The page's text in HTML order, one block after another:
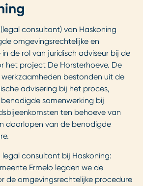
consultant) van Haskoning
omgevingsrechtelijke en
de rol van juridisch adviseur bij de
het project De Horsterhoeve. De
bestonden uit de
advisering bij het proces,
samenwerking bij
ten behoeve van
doorlopen van de benodigde
legal consultant bij Haskoning:
Ermelo legden we de
de omgevingsrechtelijke procedure